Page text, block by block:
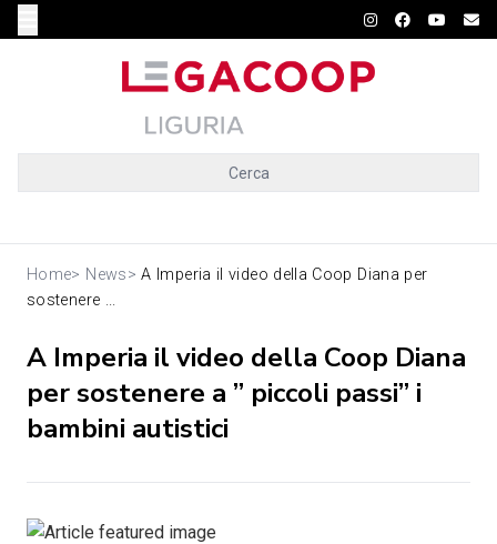
Cerca
Home> News> A Imperia il video della Coop Diana per
sostenere ...
A Imperia il video della Coop Diana
per sostenere a ” piccoli passi” i
bambini autistici